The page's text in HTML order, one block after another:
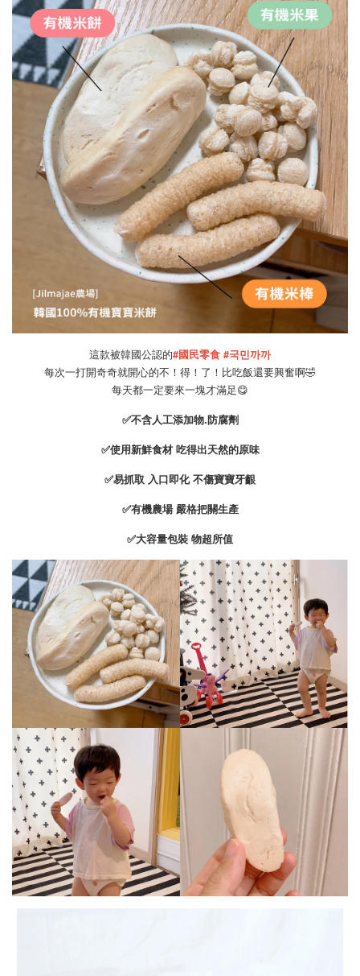
這款被韓國公認的#國民零食 #국민까까
每次一打開奇奇就開心的不！得！了！比吃飯還要興奮啊🤣
每天都一定要來一塊才滿足😋
✅不含人工添加物.防腐劑
✅使用新鮮食材 吃得出天然的原味
✅易抓取 入口即化 不傷寶寶牙齦
✅有機農場 嚴格把關生產
✅大容量包裝 物超所值